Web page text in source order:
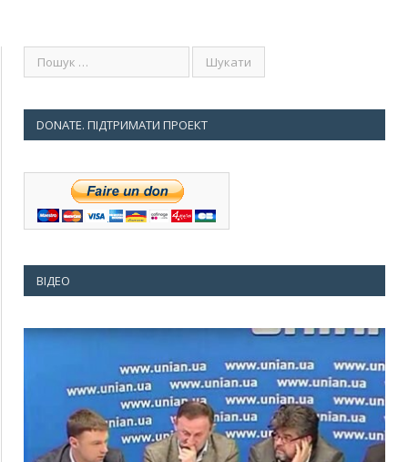
DONATE. ПІДТРИМАТИ ПРОЕКТ
ВІДЕО